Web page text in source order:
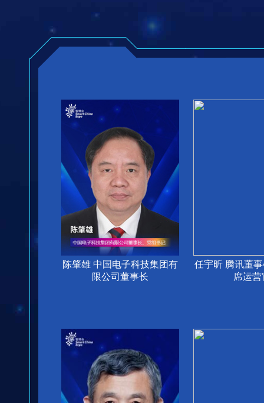
陈肇雄 中国电子科技集团有
限公司董事长
任宇昕 腾讯董
席运营